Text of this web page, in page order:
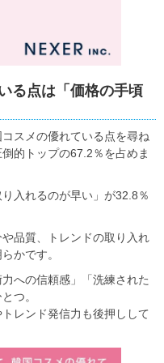
る点は「価格の手頃
スメの優れている点を尋ね
的トップの67.2％を占めま
入れるのが早い」が32.8％
品質、トレンドの取り入れ
かです。
への信頼感」「洗練された
つ。
レンド発信力も後押しして